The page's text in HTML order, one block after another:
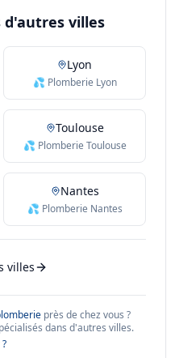
d'autres villes
Lyon
💦 Plomberie Lyon
Toulouse
💦 Plomberie Toulouse
Nantes
💦 Plomberie Nantes
villes
près de chez vous ?
dans d'autres villes.